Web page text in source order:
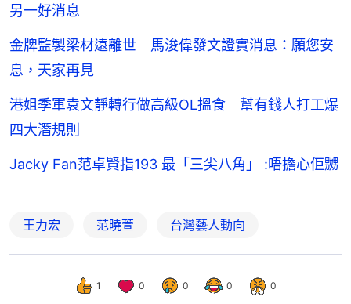
另一好消息
金牌監製梁材遠離世 馬浚偉發文證實消息：願您安
息，天家再見
港姐季軍袁文靜轉行做高級OL搵食 幫有錢人打工爆
四大潛規則
Jacky Fan范卓賢指193 最「三尖八角」 :唔擔心佢嬲
王力宏 范曉萱 台灣藝人動向
1 0 0 0 0